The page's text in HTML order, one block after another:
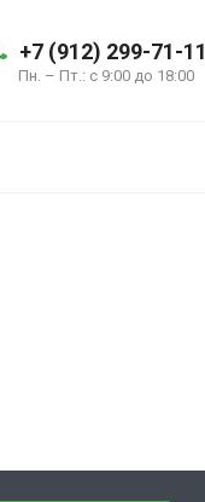
+7 (912) 299-71-11
Пн. – Пт.: с 9:00 до 18:00